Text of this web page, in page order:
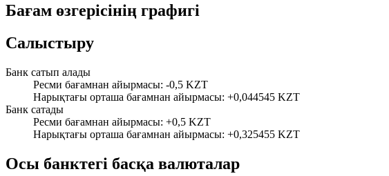
Бағам өзгерісінің графигі
Салыстыру
Банк сатып алады
Ресми бағамнан айырмасы: -0,5 KZT
Нарықтағы орташа бағамнан айырмасы: +0,044545 KZT
Банк сатады
Ресми бағамнан айырмасы: +0,5 KZT
Нарықтағы орташа бағамнан айырмасы: +0,325455 KZT
Осы банктегі басқа валюталар